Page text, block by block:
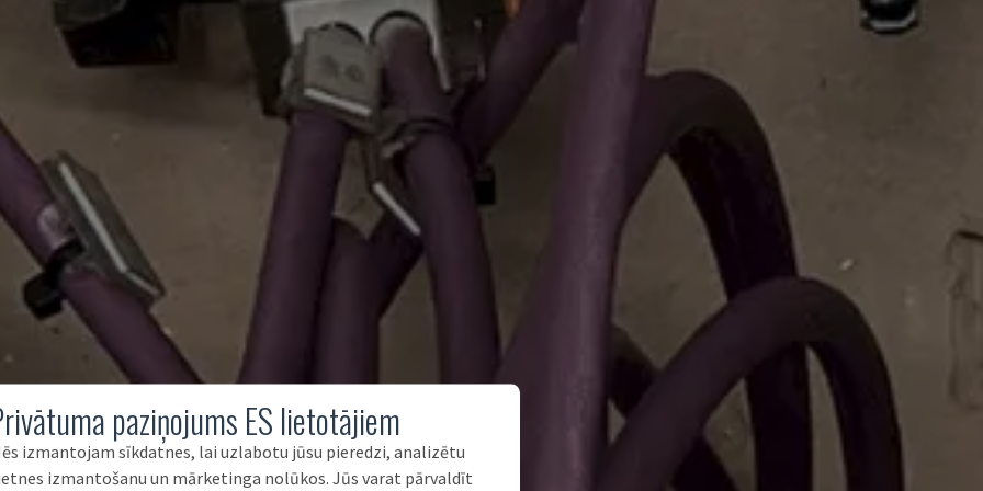
paziņojums ES lietotājiem
izmantojam sīkdatnes, lai uzlabotu jūsu pieredzi, analizētu
izmantošanu un mārketinga nolūkos. Jūs varat pārvaldīt